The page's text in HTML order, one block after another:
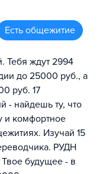
Есть общежитие
Тебя ждут 2994
до 25000 руб., а
руб. 17
- найдешь ту, что
и комфортное
Изучай 15
РУДН
будущее - в